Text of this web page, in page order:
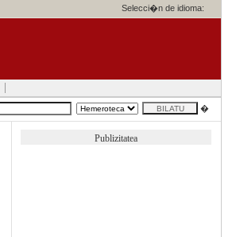
Selecci�n de idioma:
�
Publizitatea